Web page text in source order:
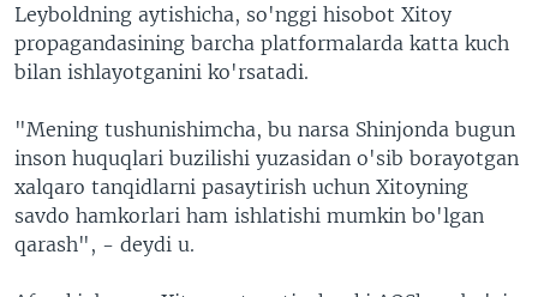
Leyboldning aytishicha, so'nggi hisobot Xitoy
propagandasining barcha platformalarda katta kuch
bilan ishlayotganini ko'rsatadi.
"Mening tushunishimcha, bu narsa Shinjonda bugun
inson huquqlari buzilishi yuzasidan o'sib borayotgan
xalqaro tanqidlarni pasaytirish uchun Xitoyning
savdo hamkorlari ham ishlatishi mumkin bo'lgan
qarash", - deydi u.